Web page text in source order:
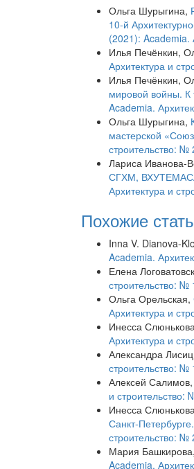
Ольга Шурыгина,
10-й
(2021): Academia.
Илья Печёнкин,
Архитектура и
Илья Печёнкин,
мировой войны. К
Academia.
Ольга Шурыгина,
мастерской
строительство: №
Лариса Иванова-
СГХМ,
Архитектура и
Похожие
Inna V. Dianova-
Academia.
Елена
строительство: №
Ольга Орельская,
Архитектура и
Инесса
Архитектура и
Александра
строительство:
Алексей Салимов,
и строительство:
Инесса
Санкт-
строительство: №
Мария Башкирова,
Academia.